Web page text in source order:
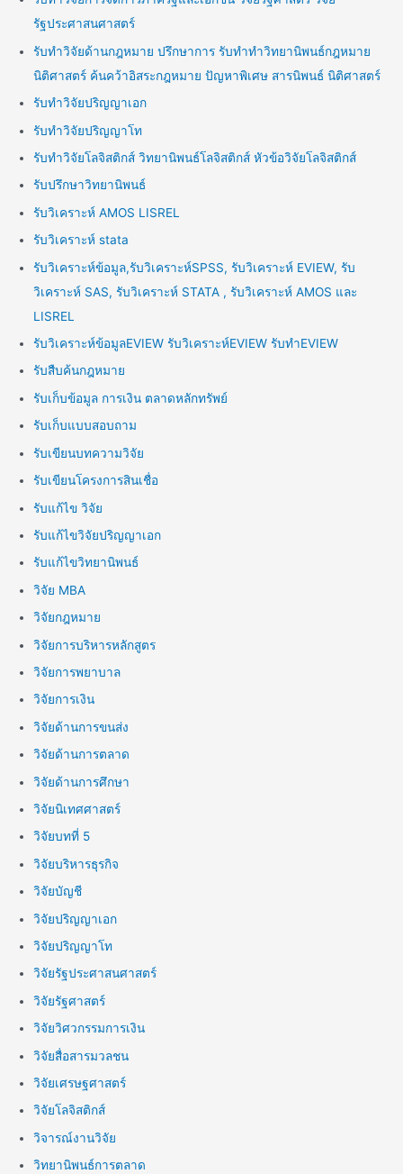
รัฐประศาสนศาสตร์
รับทำวิจัยด้านกฎหมาย ปรึกษาการ รับทำทำวิทยานิพนธ์กฎหมาย
นิติศาสตร์ ค้นคว้าอิสระกฎหมาย ปัญหาพิเศษ สารนิพนธ์ นิติศาสตร์
รับทำวิจัยปริญญาเอก
รับทำวิจัยปริญญาโท
รับทำวิจัยโลจิสติกส์ วิทยานิพนธ์โลจิสติกส์ หัวข้อวิจัยโลจิสติกส์
รับปรึกษาวิทยานิพนธ์
รับวิเคราะห์ AMOS LISREL
รับวิเคราะห์ stata
รับวิเคราะห์ข้อมูล,รับวิเคราะห์SPSS, รับวิเคราะห์ EVIEW, รับ
วิเคราะห์ SAS, รับวิเคราะห์ STATA , รับวิเคราะห์ AMOS และ
LISREL
รับวิเคราะห์ข้อมูลEVIEW รับวิเคราะห์EVIEW รับทำEVIEW
รับสืบค้นกฎหมาย
รับเก็บข้อมูล การเงิน ตลาดหลักทรัพย์
รับเก็บแบบสอบถาม
รับเขียนบทความวิจัย
รับเขียนโครงการสินเชื่อ
รับแก้ไข วิจัย
รับแก้ไขวิจัยปริญญาเอก
รับแก้ไขวิทยานิพนธ์
วิจัย MBA
วิจัยกฎหมาย
วิจัยการบริหารหลักสูตร
วิจัยการพยาบาล
วิจัยการเงิน
วิจัยด้านการขนส่ง
วิจัยด้านการตลาด
วิจัยด้านการศึกษา
วิจัยนิเทศศาสตร์
วิจัยบทที่ 5
วิจัยบริหารธุรกิจ
วิจัยบัญชี
วิจัยปริญญาเอก
วิจัยปริญญาโท
วิจัยรัฐประศาสนศาสตร์
วิจัยรัฐศาสตร์
วิจัยวิศวกรรมการเงิน
วิจัยสื่อสารมวลชน
วิจัยเศรษฐศาสตร์
วิจัยโลจิสติกส์
วิจารณ์งานวิจัย
วิทยานิพนธ์การตลาด